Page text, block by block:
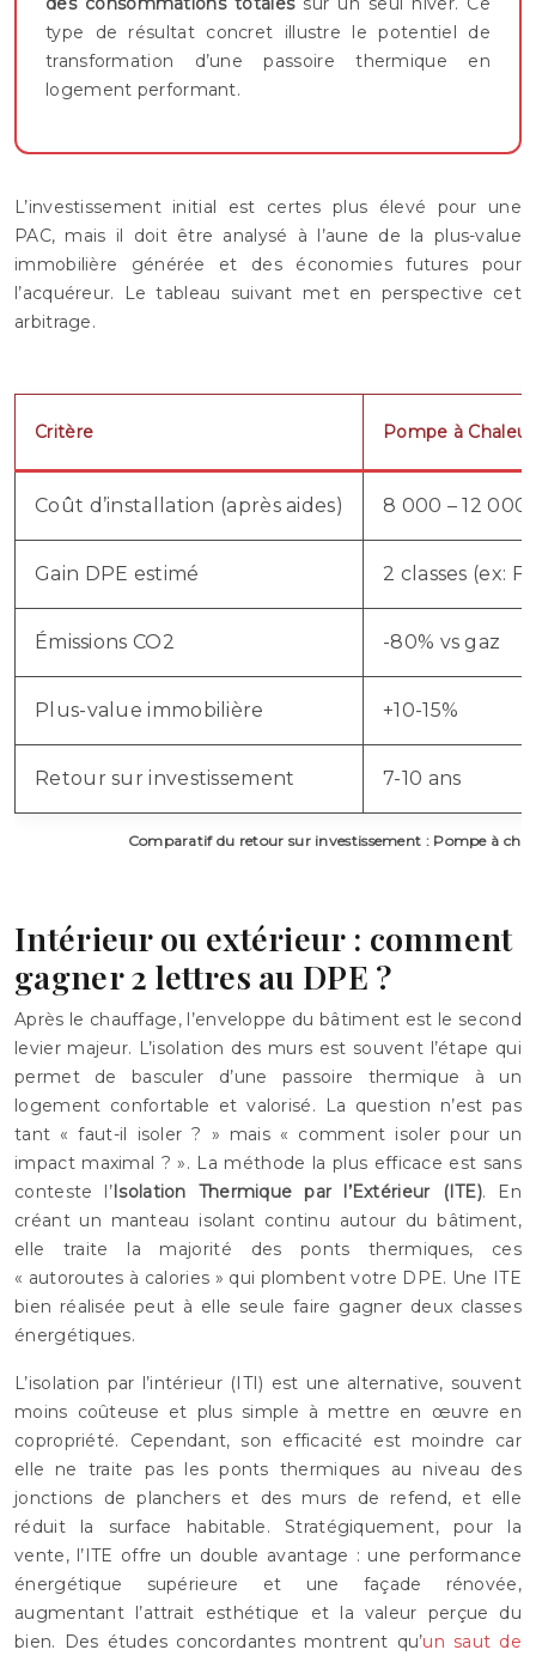
type de résultat concret illustre le potentiel de
transformation d’une passoire thermique en
logement performant.
L’investissement initial est certes plus élevé pour une
PAC, mais il doit être analysé à l’aune de la plus-value
immobilière générée et des économies futures pour
l’acquéreur. Le tableau suivant met en perspective cet
arbitrage.
Comparatif du retour sur investissement : Pompe à
Critère Pompe à
Coût d’installation (après aides) 8 000 – 12
Gain DPE estimé 2 classes (ex:
Émissions CO2 -80% vs gaz
Plus-value immobilière +10-15%
Retour sur investissement 7-10 ans
Intérieur ou extérieur : comment
gagner 2 lettres au DPE ?
Après le chauffage, l’enveloppe du bâtiment est le second
levier majeur. L’isolation des murs est souvent l’étape qui
permet de basculer d’une passoire thermique à un
logement confortable et valorisé. La question n’est pas
tant « faut-il isoler ? » mais « comment isoler pour un
impact maximal ? ». La méthode la plus efficace est sans
conteste l’Isolation Thermique par l’Extérieur (ITE). En
créant un manteau isolant continu autour du bâtiment,
elle traite la majorité des ponts thermiques, ces
« autoroutes à calories » qui plombent votre DPE. Une ITE
bien réalisée peut à elle seule faire gagner deux classes
énergétiques.
L’isolation par l’intérieur (ITI) est une alternative, souvent
moins coûteuse et plus simple à mettre en œuvre en
copropriété. Cependant, son efficacité est moindre car
elle ne traite pas les ponts thermiques au niveau des
jonctions de planchers et des murs de refend, et elle
réduit la surface habitable. Stratégiquement, pour la
vente, l’ITE offre un double avantage : une performance
énergétique supérieure et une façade rénovée,
augmentant l’attrait esthétique et la valeur perçue du
bien. Des études concordantes montrent qu’un saut de